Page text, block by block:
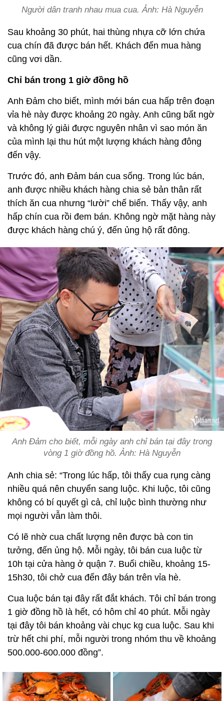
Người dân tranh nhau mua cua. Ảnh: Hà Nguyễn
Sau khoảng 30 phút, hai thùng nhựa cỡ lớn chứa
cua chín đã được bán hết. Khách đến mua hàng
cũng vơi dần.
Chỉ bán trong 1 giờ đồng hồ
Anh Đảm cho biết, mình mới bán cua hấp trên đoạn
vỉa hè này được khoảng 20 ngày. Anh cũng bất ngờ
và không lý giải được nguyên nhân vì sao món ăn
của mình lại thu hút một lượng khách hàng đông
đến vậy.
Trước đó, anh Đảm bán cua sống. Trong lúc bán,
anh được nhiều khách hàng chia sẻ bản thân rất
thích ăn cua nhưng “lười” chế biến. Thấy vậy, anh
hấp chín cua rồi đem bán. Không ngờ mặt hàng này
được khách hàng chú ý, đến ủng hộ rất đông.
Anh Đảm cho biết, mỗi ngày anh chỉ bán tại đây trong
vòng 1 giờ đồng hồ. Ảnh: Hà Nguyễn
Anh chia sẻ: “Trong lúc hấp, tôi thấy cua rụng càng
nhiều quá nên chuyển sang luộc. Khi luộc, tôi cũng
không có bí quyết gì cả, chỉ luộc bình thường như
mọi người vẫn làm thôi.
Có lẽ nhờ cua chất lượng nên được bà con tin
tưởng, đến ủng hộ. Mỗi ngày, tôi bán cua luộc từ
10h tại cửa hàng ở quận 7. Buổi chiều, khoảng 15-
15h30, tôi chở cua đến đây bán trên vỉa hè.
Cua luộc bán tại đây rất đắt khách. Tôi chỉ bán trong
1 giờ đồng hồ là hết, có hôm chỉ 40 phút. Mỗi ngày
tại đây tôi bán khoảng vài chục kg cua luộc. Sau khi
trừ hết chi phí, mỗi người trong nhóm thu về khoảng
500.000-600.000 đồng”.